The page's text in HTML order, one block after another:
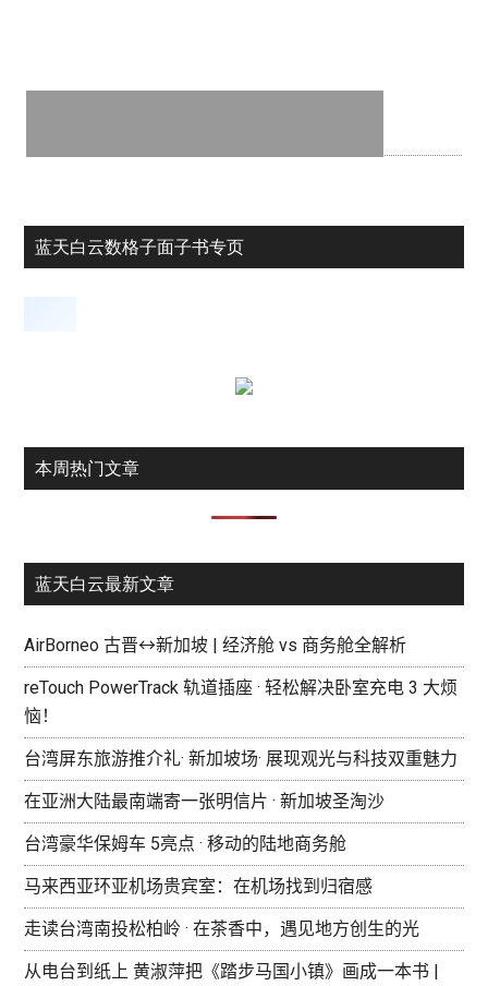
蓝天白云数格子面子书专页
本周热门文章
蓝天白云最新文章
AirBorneo 古晋↔新加坡 | 经济舱 vs 商务舱全解析
reTouch PowerTrack 轨道插座 · 轻松解决卧室充电 3 大烦
恼！
台湾屏东旅游推介礼· 新加坡场· 展现观光与科技双重魅力
在亚洲大陆最南端寄一张明信片 · 新加坡圣淘沙
台湾豪华保姆车 5亮点 · 移动的陆地商务舱
马来西亚环亚机场贵宾室：在机场找到归宿感
走读台湾南投松柏岭 · 在茶香中，遇见地方创生的光
从电台到纸上 黄淑萍把《踏步马国小镇》画成一本书 |